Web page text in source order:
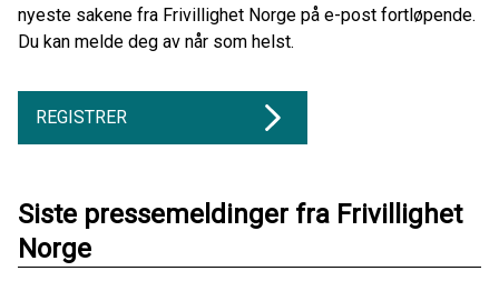
nyeste sakene fra Frivillighet Norge på e-post fortløpende.
Du kan melde deg av når som helst.
REGISTRER
Siste pressemeldinger fra Frivillighet
Norge